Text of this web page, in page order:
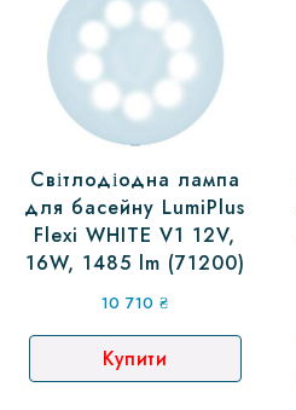
Світлодіодна лампа
для басейну LumiPlus
Flexi WHITE V1 12V,
16W, 1485 lm (71200)
10 710₴
Купити